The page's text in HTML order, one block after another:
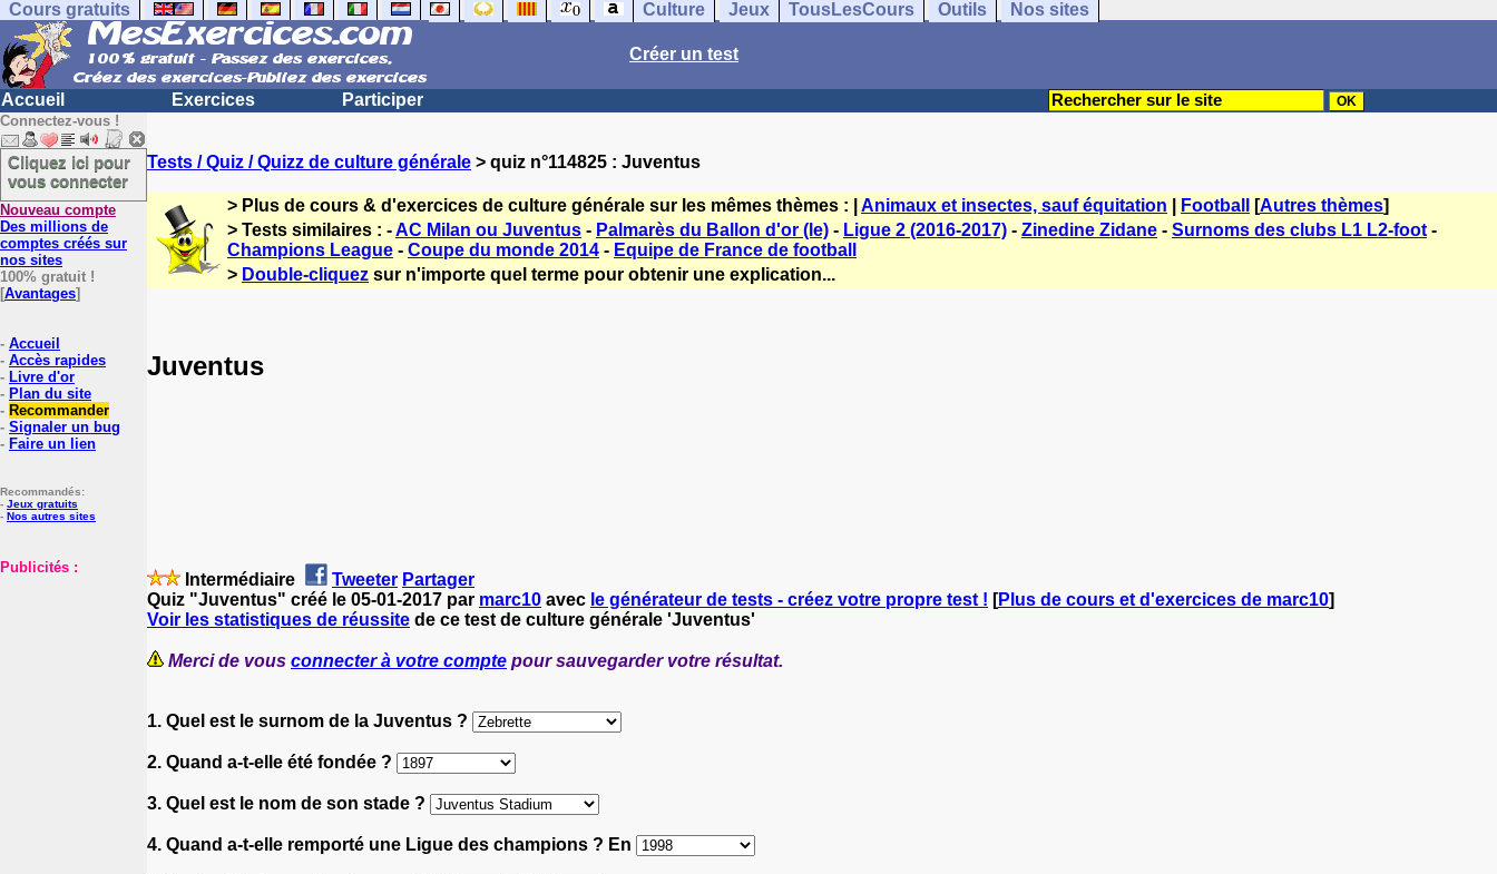
Cours gratuits Culture Jeux TousLesCours Outils Nos sites
Créer un test
Accueil Exercices Participer
Connectez-vous !
Cliquez ici pour
vous connecter
Nouveau compte
Des millions de
comptes créés sur
nos sites
100% gratuit !
[Avantages]
- Accueil
- Accès rapides
- Livre d'or
- Plan du site
- Recommander
- Signaler un bug
- Faire un lien
Recommandés:
- Jeux gratuits
- Nos autres sites
Publicités :
Tests / Quiz / Quizz de culture générale > quiz n°114825 : Juventus
> Plus de cours & d'exercices de culture générale sur les mêmes thèmes : | Animaux et insectes, sauf équitation Football [Autres thèmes]
> Tests similaires : -AC Milan ou Juventus - Palmarès du Ballon d'or (le) - Ligue 2 (2016-2017) - Zinedine Zidane - Surnoms des clubs L1 L2-foot -
Champions League - Coupe du monde 2014 - Equipe de France de football
> Double-cliquez sur n'importe quel terme pour obtenir une explication...
Juventus
Intermédiaire Tweeter Partager
Quiz "Juventus" créé le 05-01-2017 par marc10 avec le générateur de tests - créez votre propre test ! [Plus de cours et d'exercices de marc10]
Voir les statistiques de réussite de ce test de culture générale 'Juventus'
Merci de vous connecter à votre compte pour sauvegarder votre résultat.
1. Quel est le surnom de la Juventus ?
2. Quand a-t-elle été fondée ?
3. Quel est le nom de son stade ?
4. Quand a-t-elle remporté une Ligue des champions ? En